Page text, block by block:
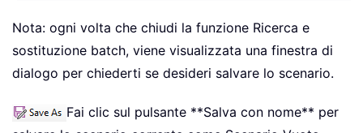
Nota: ogni volta che chiudi la funzione Ricerca e
sostituzione batch, viene visualizzata una finestra di
dialogo per chiederti se desideri salvare lo scenario.
Fai clic sul pulsante **Salva con nome** per